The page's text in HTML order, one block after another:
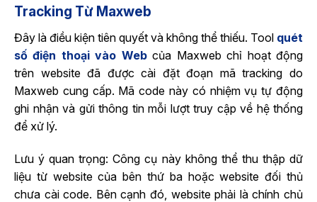
Tracking Từ Maxweb
Đây là điều kiện tiên quyết và không thể thiếu. Tool quét
số điện thoại vào Webcủa Maxweb chỉ hoạt động
trên website đã được cài đặt đoạn mã tracking do
Maxweb cung cấp. Mã code này có nhiệm vụ tự động
ghi nhận và gửi thông tin mỗi lượt truy cập về hệ thống
để xử lý.
Lưu ý quan trọng: Công cụ này không thể thu thập dữ
liệu từ website của bên thứ ba hoặc website đối thủ
chưa cài code. Bên cạnh đó, website phải là chính chủ